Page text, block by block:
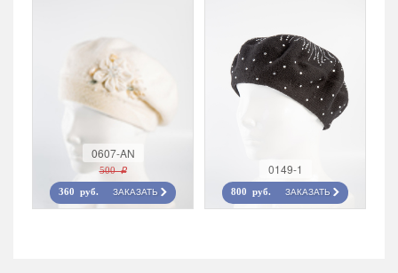
0607-AN
500 r
360 руб. ЗАКАЗАТЬ
0149-1
800 руб. ЗАКАЗАТЬ